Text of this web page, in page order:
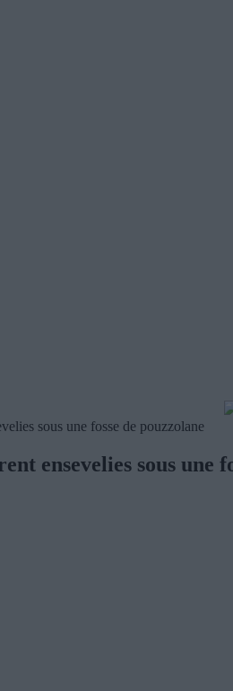
sous une fosse de pouzzolane
ensevelies sous une